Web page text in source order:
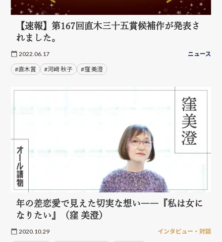
【速報】第167回直木三十五賞候補作が発表さ
れました。
2022.06.17 ニュース
#直木賞 #河﨑 秋子 #窪 美澄
年の差恋愛で見えた切実な想い――『私は女に
なりたい』（窪 美澄）
2020.10.29 インタビュー・対談